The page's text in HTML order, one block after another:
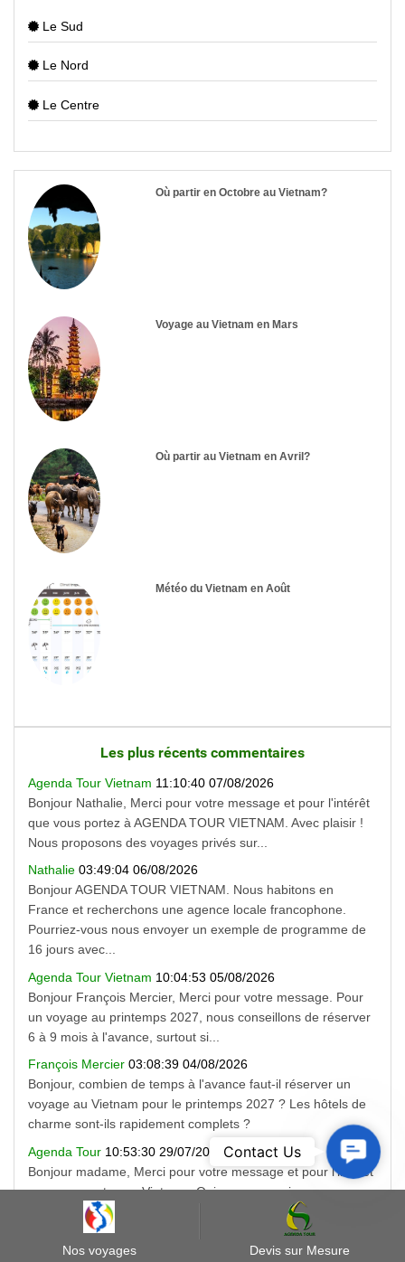
Le Sud
Le Nord
Le Centre
Où partir en Octobre au Vietnam?
Voyage au Vietnam en Mars
Où partir au Vietnam en Avril?
Météo du Vietnam en Août
Les plus récents commentaires
Agenda Tour Vietnam 11:10:40 07/08/2026
Bonjour Nathalie, Merci pour votre message et pour l'intérêt
que vous portez à AGENDA TOUR VIETNAM. Avec plaisir !
Nous proposons des voyages privés sur...
Nathalie 03:49:04 06/08/2026
Bonjour AGENDA TOUR VIETNAM. Nous habitons en
France et recherchons une agence locale francophone.
Pourriez-vous nous envoyer un exemple de programme de
16 jours avec...
Agenda Tour Vietnam 10:04:53 05/08/2026
Bonjour François Mercier, Merci pour votre message. Pour
un voyage au printemps 2027, nous conseillons de réserver
6 à 9 mois à l'avance, surtout si...
François Mercier 03:08:39 04/08/2026
Bonjour, combien de temps à l'avance faut-il réserver un
voyage au Vietnam pour le printemps 2027 ? Les hôtels de
charme sont-ils rapidement complets ?
Agenda Tour 10:53:30 29/07/2026
Bonjour madame, Merci pour votre message et pour l'intérêt
que vous portez au Vietnam. Oui, nous organisons
exclusivement des circuits privés sur mesure avec un...
Nos voyages Devis sur Mesure
Contact
Us
Contact Us